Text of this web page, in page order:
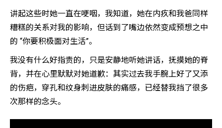
讲起这些时她一直在哽咽，我知道，她在内疚和我爸同样
糟糕的关系对我的影响，但话到了嘴边依然变成预想之中
的 “你要积极面对生活”。
我没有什么好指责的，只是安静地听她讲话，抚摸她的脊
背，并在心里默默对她道歉：其实过去我手腕上好了又添
的伤疤，穿孔和纹身刺进皮肤的痛感，已经替我挡了很多
次那样的念头。